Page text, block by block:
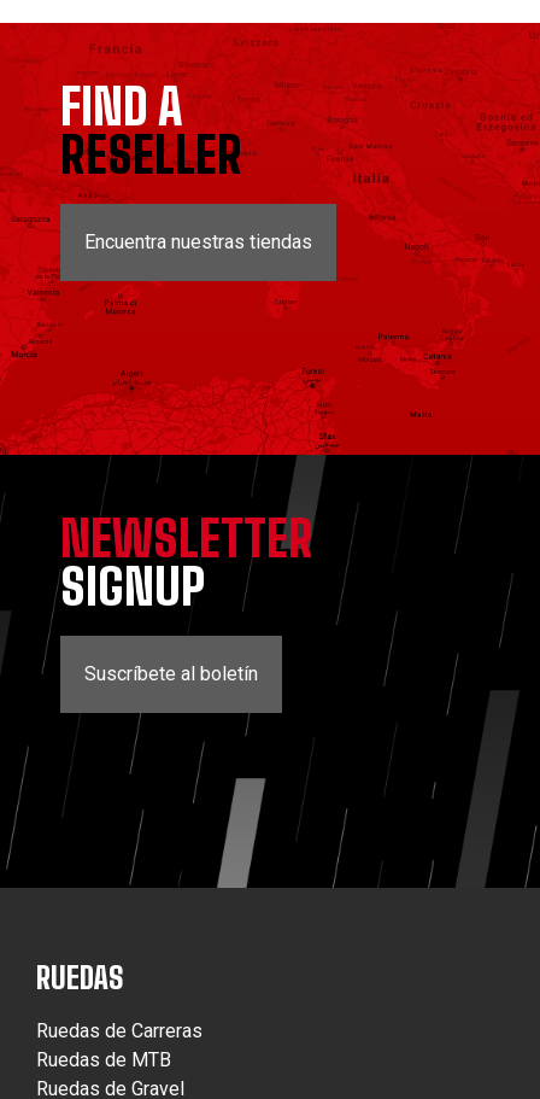
FIND A
RESELLER
Encuentra nuestras tiendas
NEWSLETTER
SIGNUP
Suscríbete al boletín
RUEDAS
Ruedas de Carreras
Ruedas de MTB
Ruedas de Gravel